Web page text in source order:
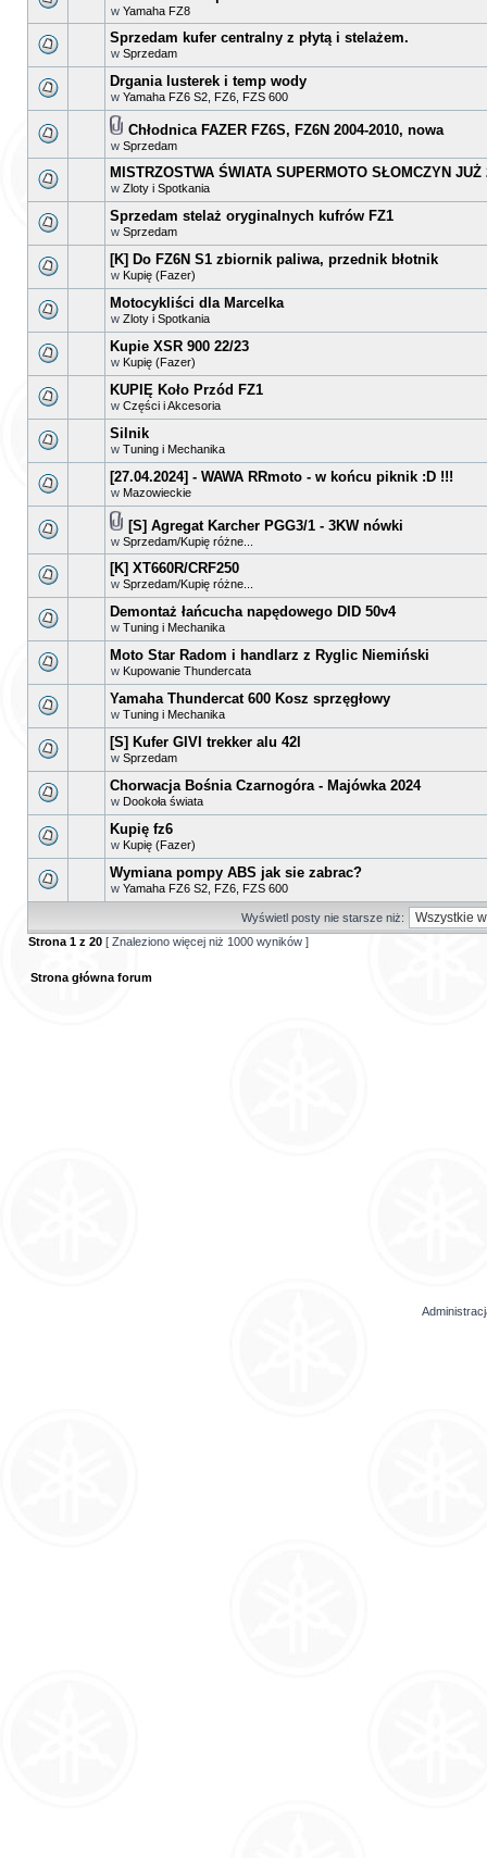
w Yamaha FZ8
Sprzedam kufer centralny z płytą i stelażem.
w Sprzedam
Drgania lusterek i temp wody
w Yamaha FZ6 S2, FZ6, FZS 600
Chłodnica FAZER FZ6S, FZ6N 2004-2010, nowa
w Sprzedam
MISTRZOSTWA ŚWIATA SUPERMOTO SŁOMCZYN
w Zloty i Spotkania
Sprzedam stelaż oryginalnych kufrów FZ1
w Sprzedam
[K] Do FZ6N S1 zbiornik paliwa, przednik błotnik
w Kupię (Fazer)
Motocykliści dla Marcelka
w Zloty i Spotkania
Kupie XSR 900 22/23
w Kupię (Fazer)
KUPIĘ Koło Przód FZ1
w Części i Akcesoria
Silnik
w Tuning i Mechanika
[27.04.2024] - WAWA RRmoto - w końcu piknik :D !!!
w Mazowieckie
[S] Agregat Karcher PGG3/1 - 3KW nówki
w Sprzedam/Kupię różne...
[K] XT660R/CRF250
w Sprzedam/Kupię różne...
Demontaż łańcucha napędowego DID 50v4
w Tuning i Mechanika
Moto Star Radom i handlarz z Ryglic Niemiński
w Kupowanie Thundercata
Yamaha Thundercat 600 Kosz sprzęgłowy
w Tuning i Mechanika
[S] Kufer GIVI trekker alu 42l
w Sprzedam
Chorwacja Bośnia Czarnogóra - Majówka 2024
w Dookoła świata
Kupię fz6
w Kupię (Fazer)
Wymiana pompy ABS jak sie zabrac?
w Yamaha FZ6 S2, FZ6, FZS 600
Wyświetl posty nie starsze niż:
Strona 1 z 20 [ Znaleziono więcej niż 1000 wyników ]
Strona główna forum